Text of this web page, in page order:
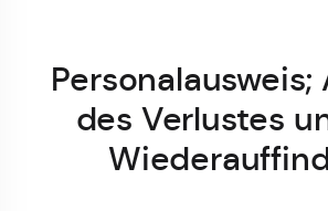
Personalausweis;
des Verlustes